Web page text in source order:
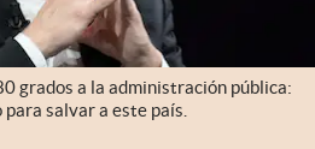
grados a la administración pública:
salvar a este país.